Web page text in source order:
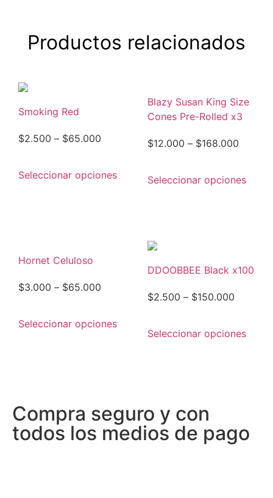
Productos relacionados
Smoking Red
$2.500 – $65.000
Seleccionar opciones
Blazy Susan King Size
Cones Pre-Rolled x3
$12.000 – $168.000
Seleccionar opciones
Hornet Celuloso
$3.000 – $65.000
Seleccionar opciones
DDOOBBEE Black x100
$2.500 – $150.000
Seleccionar opciones
Compra seguro y con
todos los medios de pago